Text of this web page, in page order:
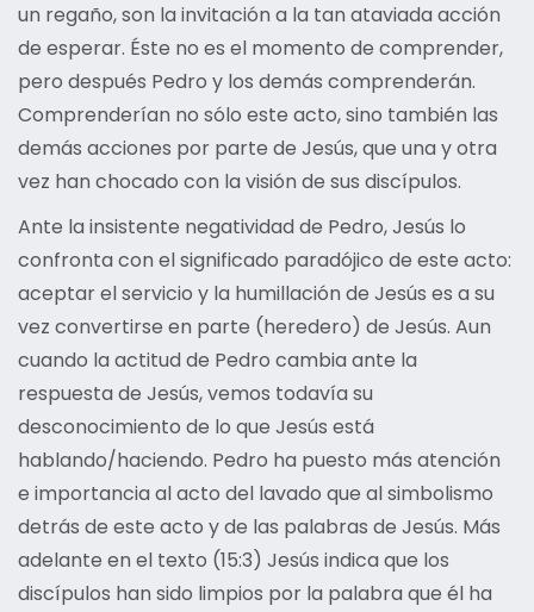
un regaño, son la invitación a la tan ataviada acción
de esperar. Éste no es el momento de comprender,
pero después Pedro y los demás comprenderán.
Comprenderían no sólo este acto, sino también las
demás acciones por parte de Jesús, que una y otra
vez han chocado con la visión de sus discípulos.
Ante la insistente negatividad de Pedro, Jesús lo
confronta con el significado paradójico de este acto:
aceptar el servicio y la humillación de Jesús es a su
vez convertirse en parte (heredero) de Jesús. Aun
cuando la actitud de Pedro cambia ante la
respuesta de Jesús, vemos todavía su
desconocimiento de lo que Jesús está
hablando/haciendo. Pedro ha puesto más atención
e importancia al acto del lavado que al simbolismo
detrás de este acto y de las palabras de Jesús. Más
adelante en el texto (15:3) Jesús indica que los
discípulos han sido limpios por la palabra que él ha